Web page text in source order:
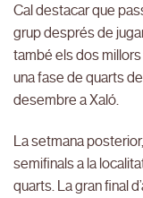
Cal destacar que
grup després de
també els dos
una fase de quarts
desembre a Xaló.
La setmana
semifinals a la
quarts. La gran final